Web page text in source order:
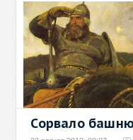
Сорвало